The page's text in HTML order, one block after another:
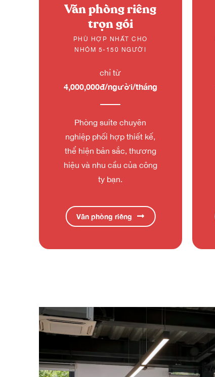
Văn phòng riêng
trọn gói
PHÙ HỢP NHẤT CHO
NHÓM 5-150 NGƯỜI
chỉ từ
4,000,000đ/người/tháng
Phòng suite chuyên
nghiệp phối hợp thiết kế,
thể hiện bản sắc, thương
hiệu và nhu cầu của công
ty bạn.
Văn phòng riêng